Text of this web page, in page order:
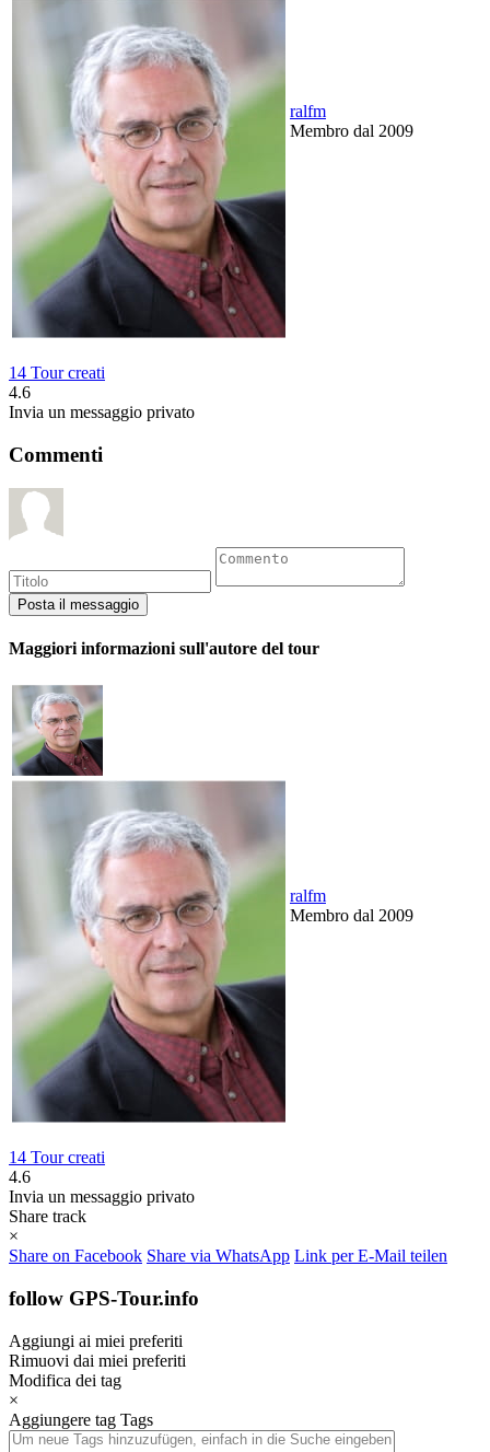
ralfm
Membro dal 2009
14 Tour creati
4.6
Invia un messaggio privato
Commenti
Maggiori informazioni sull'autore del tour
ralfm
Membro dal 2009
14 Tour creati
4.6
Invia un messaggio privato
Share track
×
Share on Facebook Share via WhatsApp Link per E-Mail teilen
follow GPS-Tour.info
Aggiungi ai miei preferiti
Rimuovi dai miei preferiti
Modifica dei tag
×
Aggiungere tag Tags